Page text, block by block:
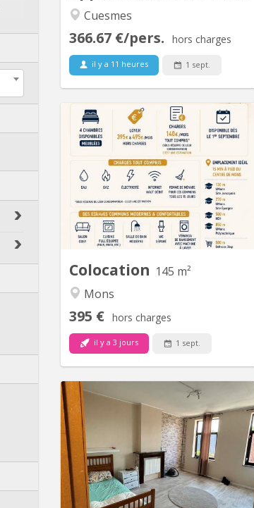
Cuesmes
366.67 €/pers. hors charges
il y a 11 heures 1 sept.
Colocation 145 m²
Mons
395 € hors charges
il y a 3 jours 1 sept.
KM 2375
4 chambres de dispo dans une
colocation entièrement rénovée à
Mons Les espaces communs : - Salon
cosy - Cuisine full équipée (four, frigo,
etc. ) - Salle de bain moderne WC
séparé - veranda de rangement avec
machine à lavé Infos pratiques :
Maison fraîchement rénovée, bien
KM 2353
grande chambre lumineuse disponible
au premier étage d'une co-location de
3. Rénovée en 2025. chambre
partiellement meublée (lit, garde robe
et bureau).